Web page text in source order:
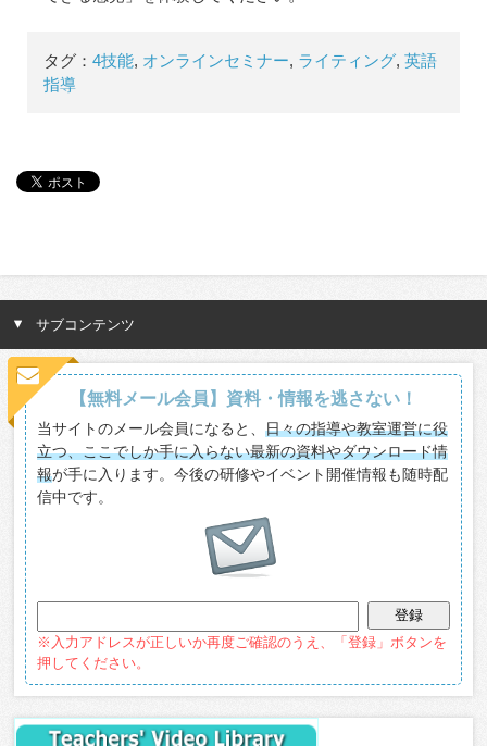
タグ：4技能, オンラインセミナー, ライティング,英語
指導
サブコンテンツ
【無料メール会員】資料・情報を逃さない！
当サイトのメール会員になると、日々の指導や教室運営に役
立つ、ここでしか手に入らない最新の資料やダウンロード情
報が手に入ります。今後の研修やイベント開催情報も随時配
信中です。
※入力アドレスが正しいか再度ご確認のうえ、「登録」ボタンを
押してください。